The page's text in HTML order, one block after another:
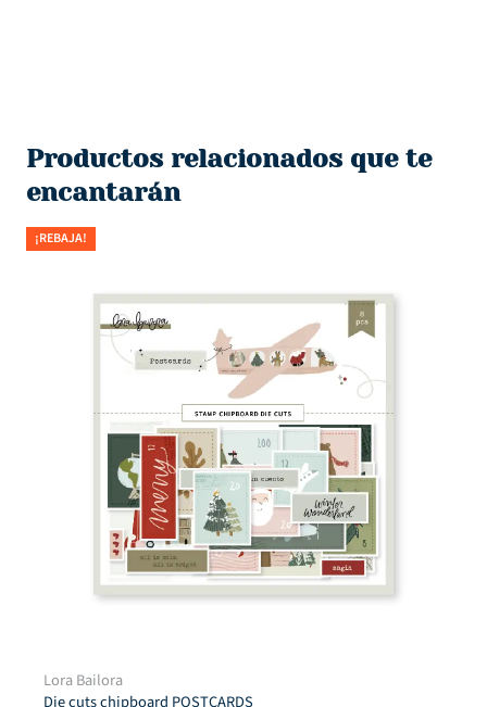
Productos relacionados que te
encantarán
¡REBAJA!
Lora Bailora
Die cuts chipboard POSTCARDS